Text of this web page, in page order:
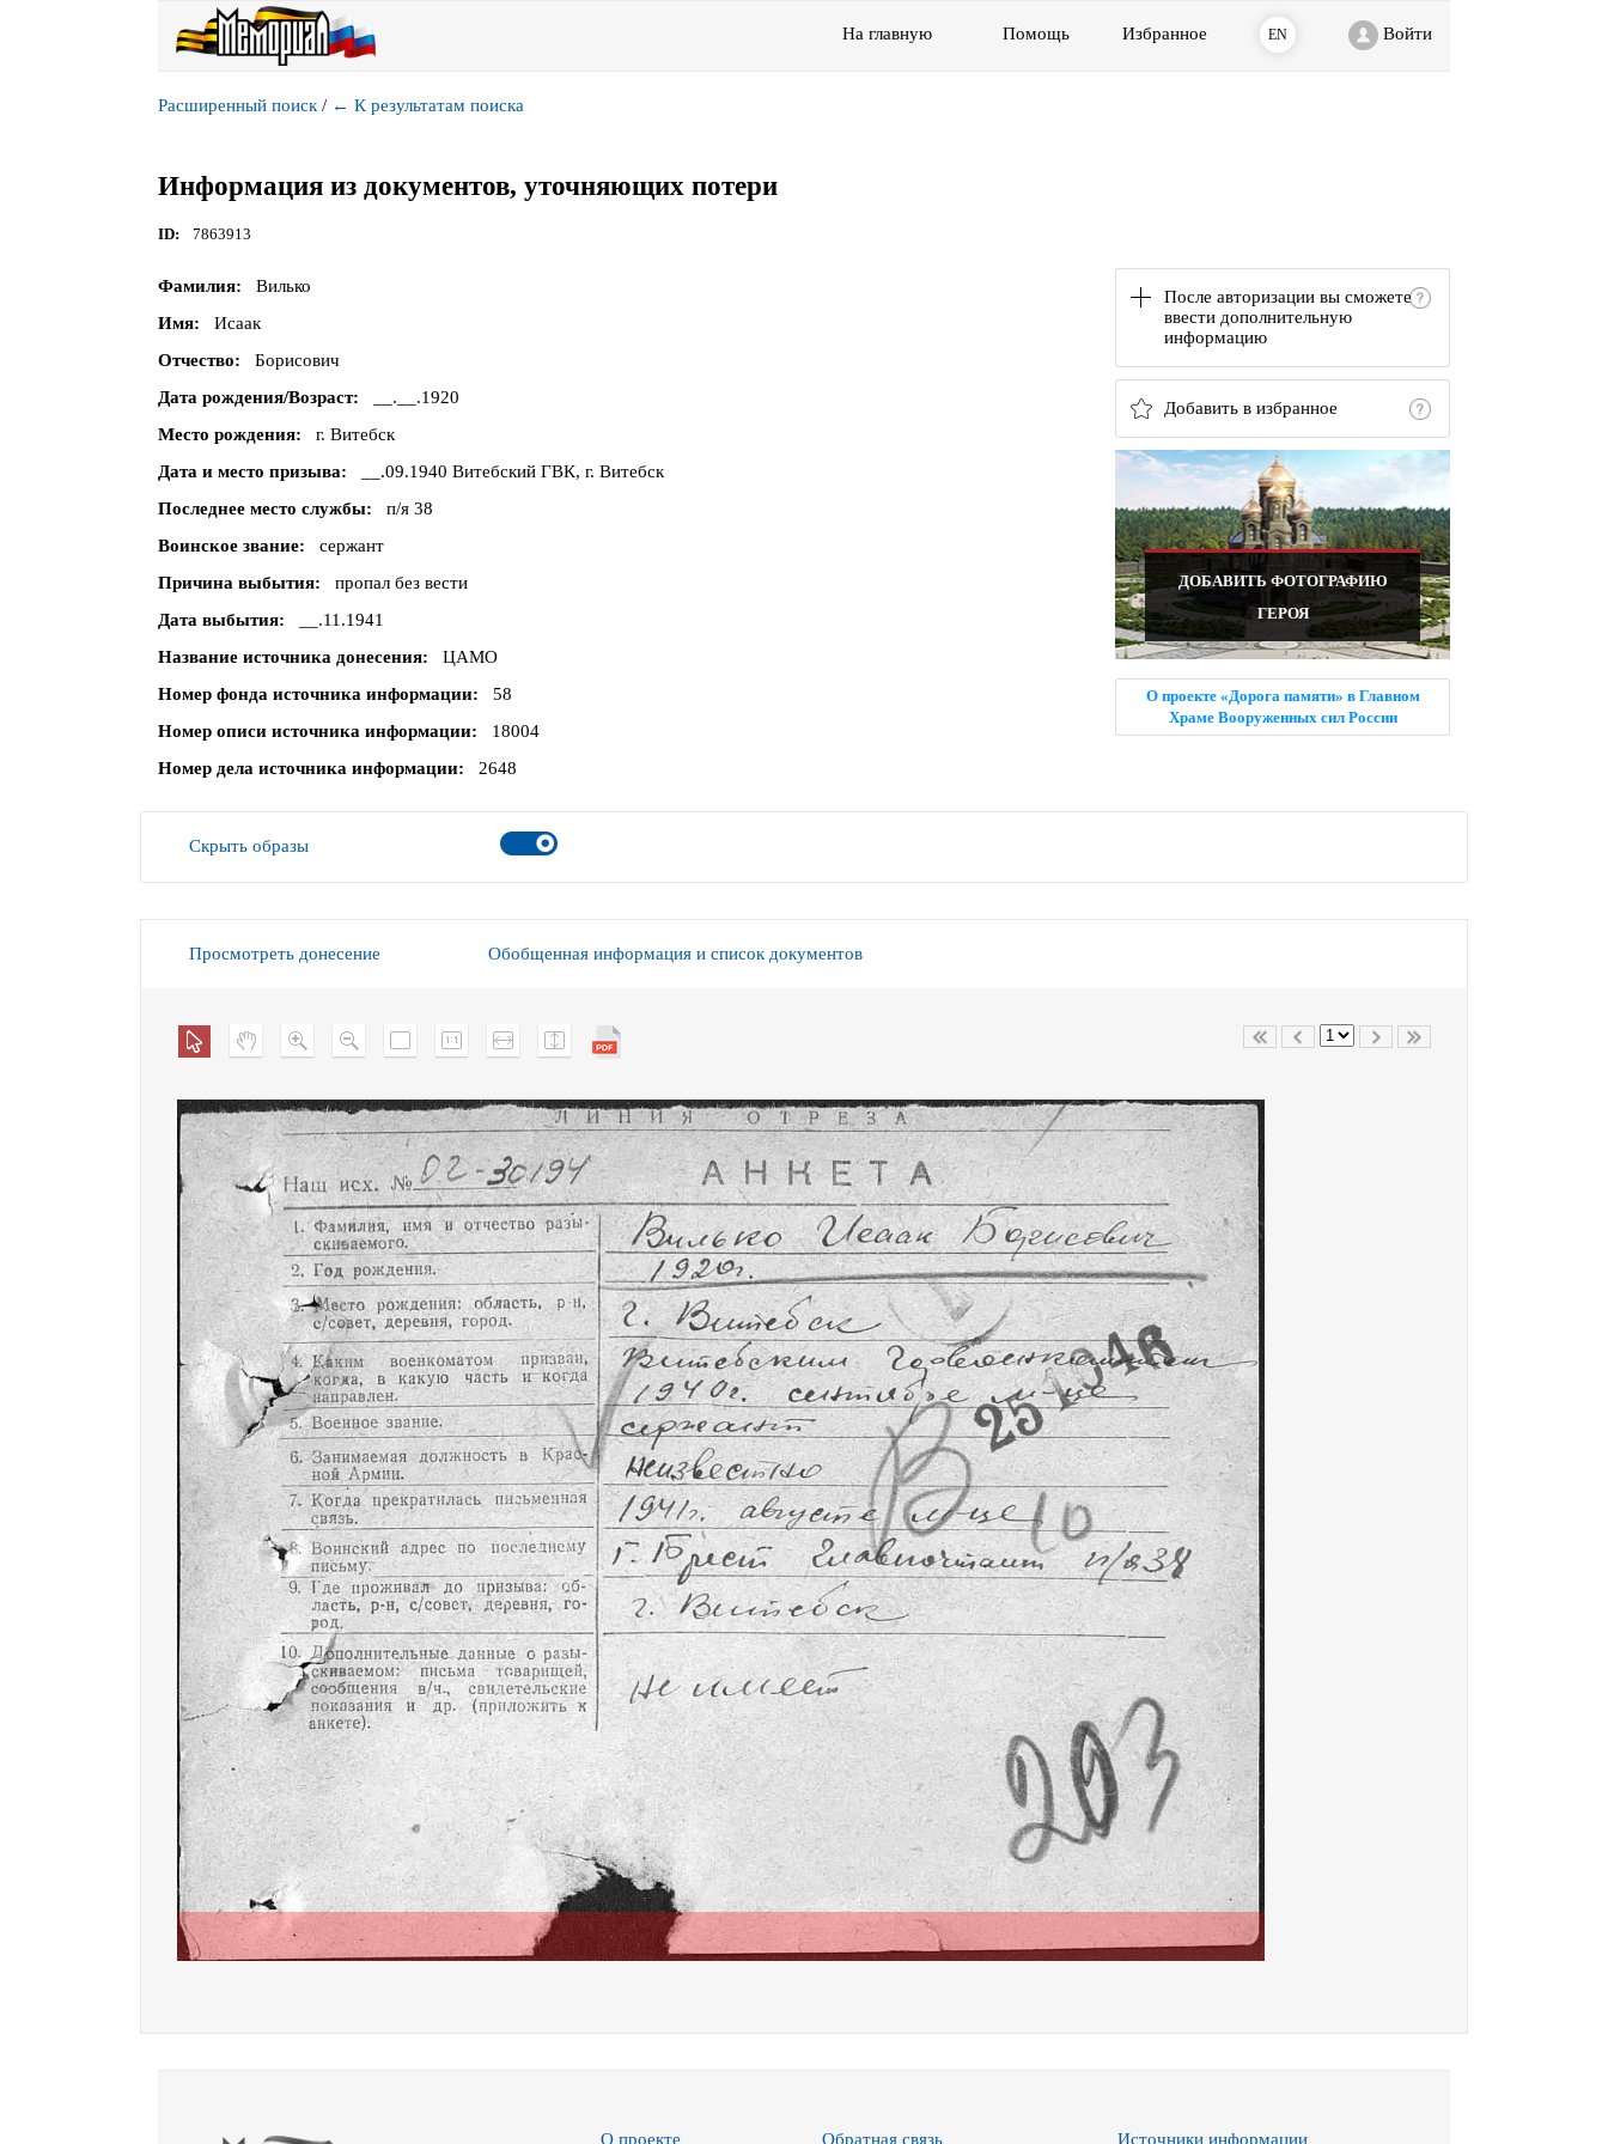
На главную Помощь Избранное EN Войти
Расширенный поиск / ← К результатам поиска
Информация из документов, уточняющих потери
ID 7863913
После авторизации вы сможете
ввести дополнительную
информацию
Добавить в избранное
ДОБАВИТЬ ФОТОГРАФИЮ
ГЕРОЯ
О проекте «Дорога памяти» в Главном
Храме Вооруженных сил России
Фамилия
Вилько
Имя
Исаак
Отчество
Борисович
Дата рождения/Возраст
__.__.1920
Место рождения
г. Витебск
Дата и место призыва
__.09.1940 Витебский ГВК, г. Витебск
Последнее место службы
п/я 38
Воинское звание
сержант
Причина выбытия
пропал без вести
Дата выбытия
__.11.1941
Название источника донесения
ЦАМО
Номер фонда источника информации
58
Номер описи источника информации
18004
Номер дела источника информации
2648
Скрыть образы
Просмотреть донесение Обобщенная информация и список документов
О проекте Обратная связь Источники информации